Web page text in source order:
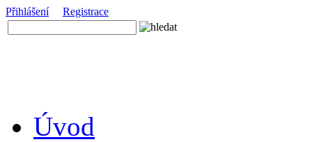
Přihlášení Registrace
Úvod